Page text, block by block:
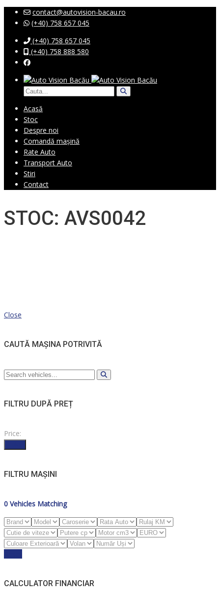
contact@autovision-bacau.ro
(+40) 758 657 045
(+40) 758 657 045
(+40) 758 888 580
Acasă
Stoc
Despre noi
Comandă mașină
Rate Auto
Transport Auto
Stiri
Contact
STOC: AVS0042
Close
CAUTĂ MAȘINA POTRIVITĂ
FILTRU DUPĂ PREȚ
Price:
FILTRU MAȘINI
0 Vehicles Matching
CALCULATOR FINANCIAR